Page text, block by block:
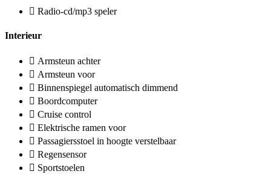
Radio-cd/mp3 speler
Interieur
Armsteun achter
Armsteun voor
Binnenspiegel automatisch dimmend
Boordcomputer
Cruise control
Elektrische ramen voor
Passagiersstoel in hoogte verstelbaar
Regensensor
Sportstoelen